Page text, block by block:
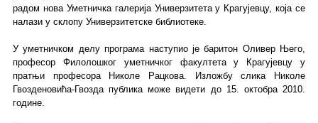
радом нова Уметничка галерија Универзитета у Крагујевцу, која се
налази у склопу Универзитетске библиотеке.
У уметничком делу програма наступио је баритон Оливер Њего,
професор Филолошког уметничког факултета у Крагујевцу у
пратњи професора Николе Рацкова. Изложбу слика Николе
Гвозденовића-Гвозда публика може видети до 15. октобра 2010.
године.